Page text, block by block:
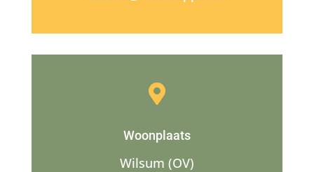

Woonplaats
Wilsum (OV)